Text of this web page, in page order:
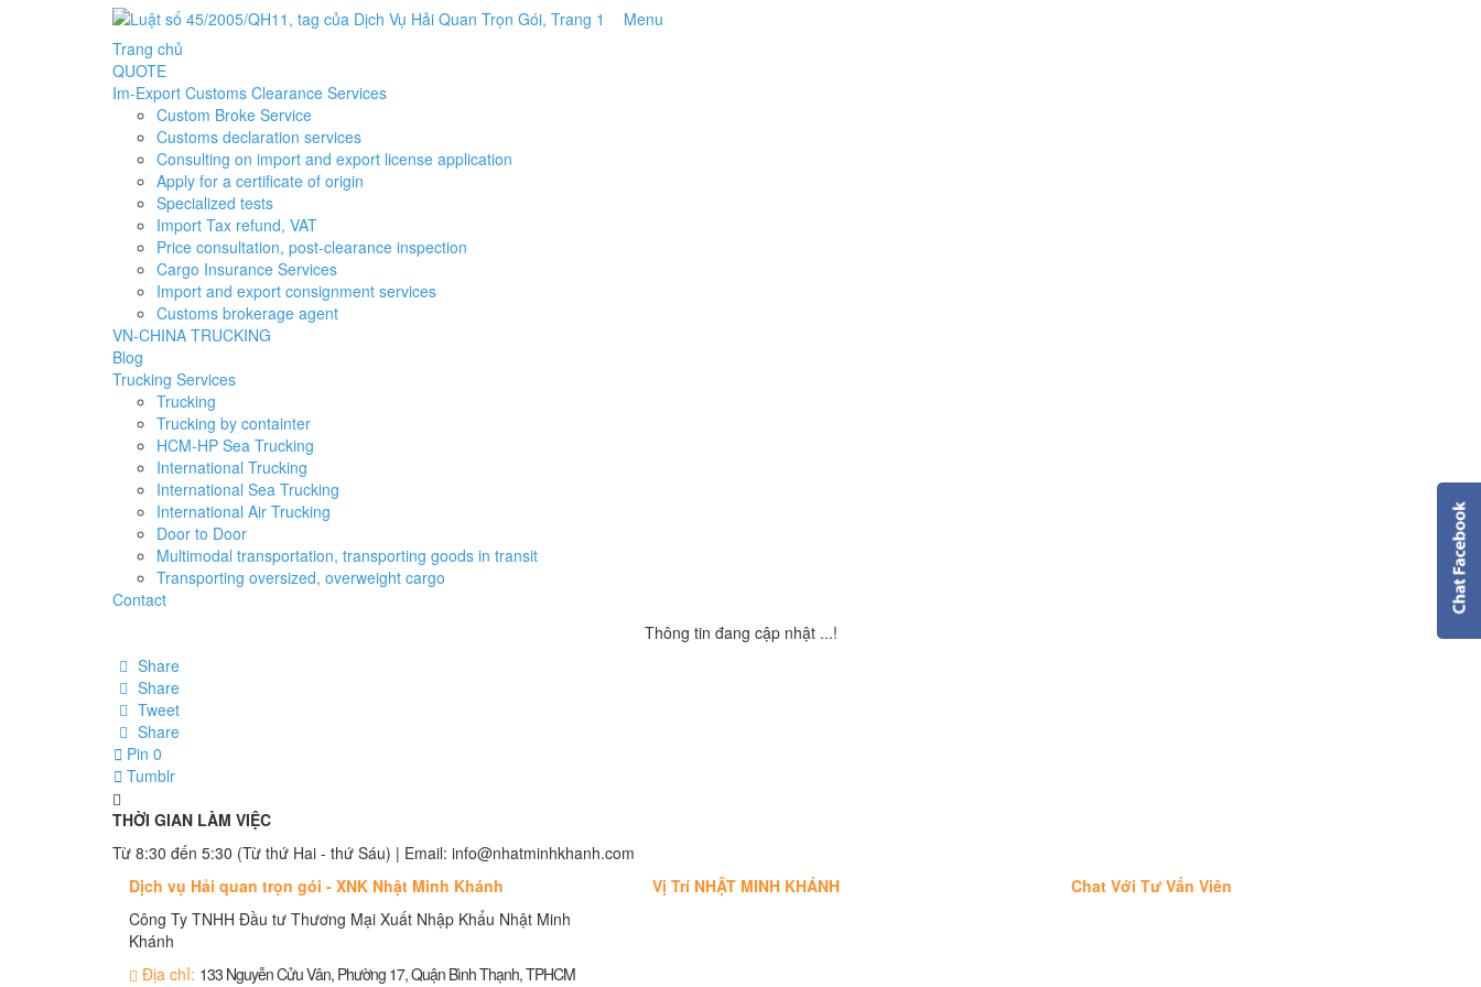
Menu
Trang chủ
QUOTE
Im-Export Customs Clearance Services
Custom Broke Service
Customs declaration services
Consulting on import and export license application
Apply for a certificate of origin
Specialized tests
Import Tax refund, VAT
Price consultation, post-clearance inspection
Cargo Insurance Services
Import and export consignment services
Customs brokerage agent
VN-CHINA TRUCKING
Blog
Trucking Services
Trucking
Trucking by containter
HCM-HP Sea Trucking
International Trucking
International Sea Trucking
International Air Trucking
Door to Door
Multimodal transportation, transporting goods in transit
Transporting oversized, overweight cargo
Contact
Thông tin đang cập nhật ...!
Share
Share
Tweet
Share
Pin 0
Tumblr
THỜI GIAN LÀM VIỆC
Từ 8:30 đến 5:30 (Từ thứ Hai - thứ Sáu) | Email: info@nhatminhkhanh.com
Dịch vụ Hải quan trọn gói - XNK Nhật Minh Khánh
Công Ty TNHH Đầu tư Thương Mại Xuất Nhập Khẩu Nhật Minh
Khánh
Địa chỉ: 133 Nguyễn Cửu Vân, Phường 17, Quận Bình Thạnh, TPHCM
Vị Trí NHẬT MINH KHÁNH Chat Với Tư Vấn Viên